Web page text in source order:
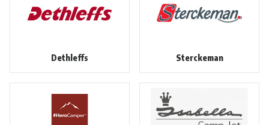
Dethleffs Sterckeman